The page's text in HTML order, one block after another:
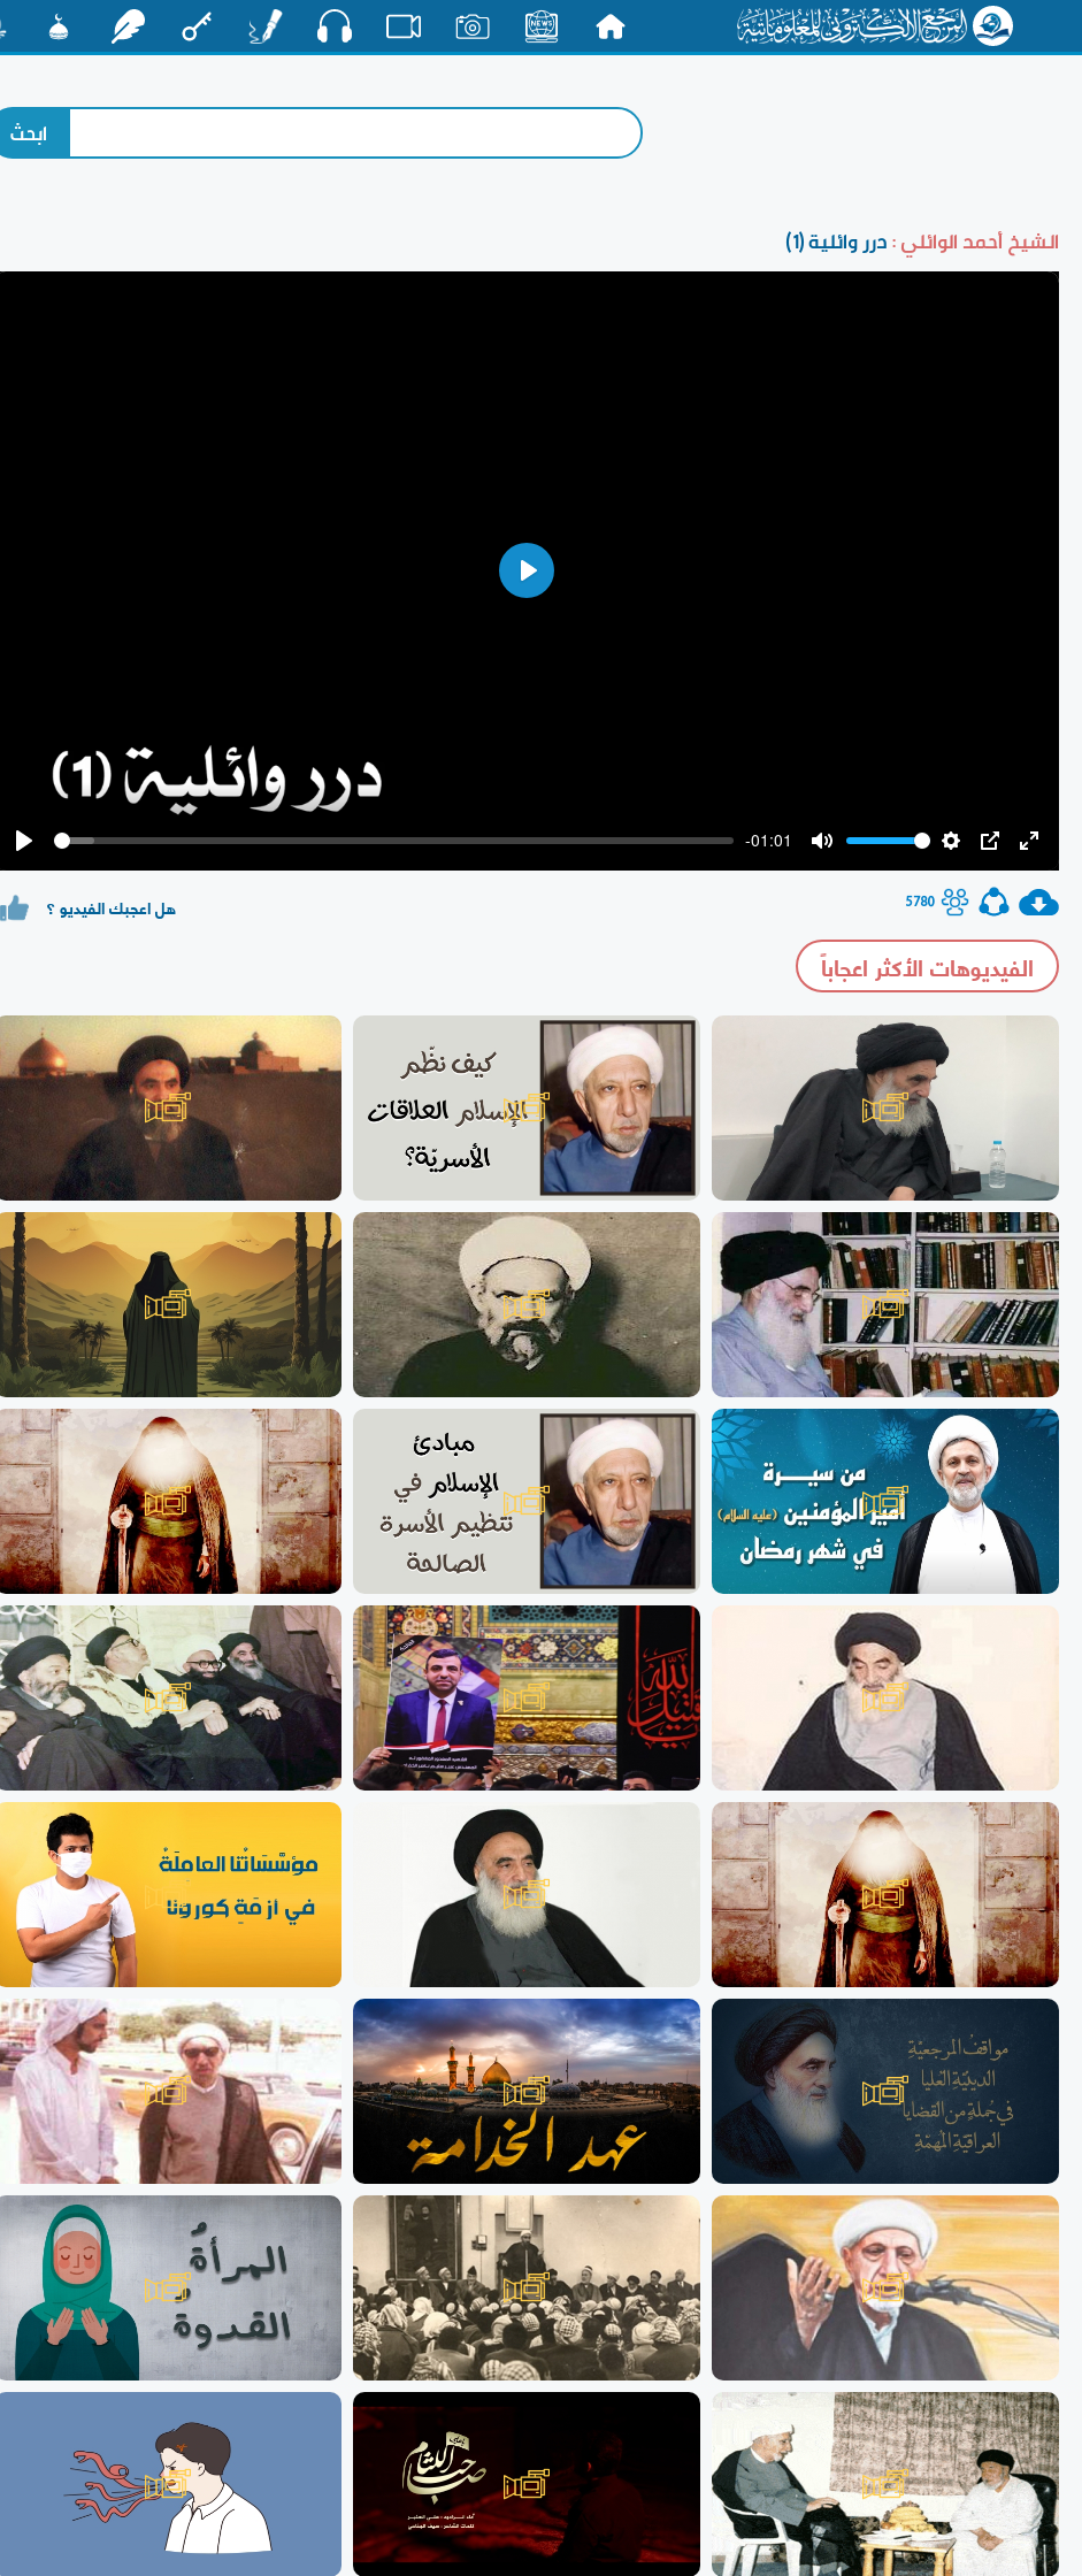
الشيخ أحمد الوائلي :درر وائلية (1)
-01:01
Play
5780 هل اعجبك الفيديو ؟
الفيديوهات الأكثر اعجاباً